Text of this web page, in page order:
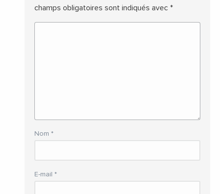
champs obligatoires sont indiqués avec *
Nom *
E-mail *